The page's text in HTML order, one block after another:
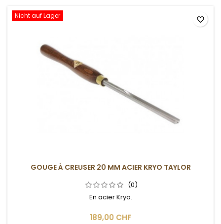
Nicht auf Lager
GOUGE À CREUSER 20 MM ACIER KRYO TAYLOR
(0)
En acier Kryo.
189,00 CHF
favorite_border